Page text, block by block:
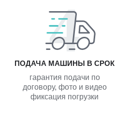
ПОДАЧА МАШИНЫ В СРОК
гарантия подачи по
договору, фото и видео
фиксация погрузки